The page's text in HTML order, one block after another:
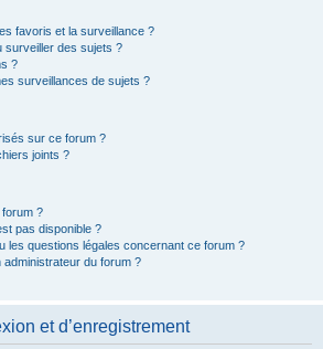
favoris et la surveillance ?
surveiller des sujets ?
?
surveillances de sujets ?
sur ce forum ?
joints ?
forum ?
pas disponible ?
les questions légales concernant ce forum ?
du forum ?
et d’enregistrement